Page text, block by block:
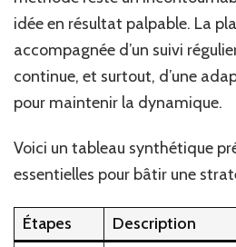
idée en résultat palpable. La
accompagnée d’un suivi
continue, et surtout, d’une
pour maintenir la dynamique.
Voici un tableau synthétique
essentielles pour bâtir une
Étapes Description